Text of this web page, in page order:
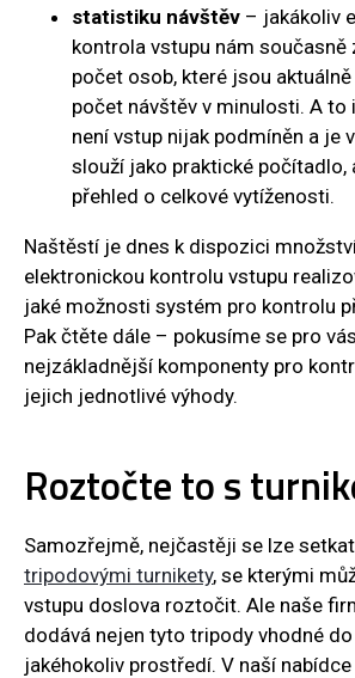
statistiku návštěv – jakákoliv
kontrola vstupu nám současně
počet osob, které jsou
počet návštěv v minulosti. A to
není vstup nijak podmíněn a je
slouží jako praktické počítadlo,
přehled o celkové vytíženosti.
Naštěstí je dnes k dispozici
elektronickou kontrolu vstupu
jaké možnosti systém pro kontrolu
Pak čtěte dále – pokusíme se pro
nejzákladnější komponenty pro
jejich jednotlivé výhody.
Roztočte to s
Samozřejmě, nejčastěji se lze
tripodovými turnikety, se kterými
vstupu doslova roztočit. Ale naše
dodává nejen tyto tripody vhodné
jakéhokoliv prostředí. V naší